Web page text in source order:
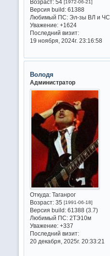
Возраст:54 [1972-06-21]
Версия build:61388
Любимый ПС:Эл-зы ВЛ и ЧС
Уважение: +1624
Последний визит:
19 ноября, 2024г. 23:16:58
Володя
Администратор
Откуда:Таганрог
Возраст:35 [1991-06-18]
Версия build:61388 (3.7)
Любимый ПС:2ТЭ10м
Уважение: +337
Последний визит:
20 декабря, 2025г. 20:33:21